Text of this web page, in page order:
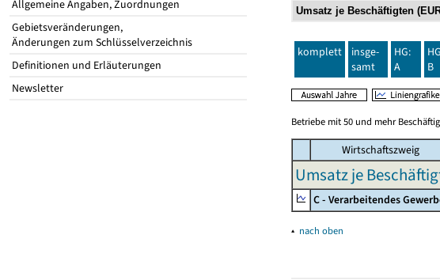
Allgemeine Angaben, Zuordnungen
Gebietsveränderungen,
Änderungen zum Schlüsselverzeichnis
Definitionen und Erläuterungen
Newsletter
komplett
insge-
samt
HG:
A
B
Betriebe mit 50 und mehr
Wirtschaftszweig
Umsatz je
C - Verarbeitendes
▴ nach oben